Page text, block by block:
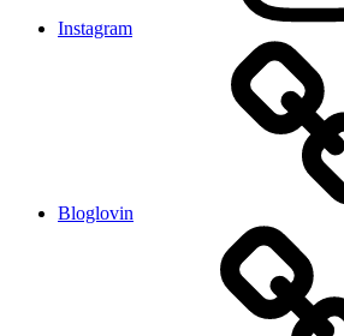
Instagram
Bloglovin